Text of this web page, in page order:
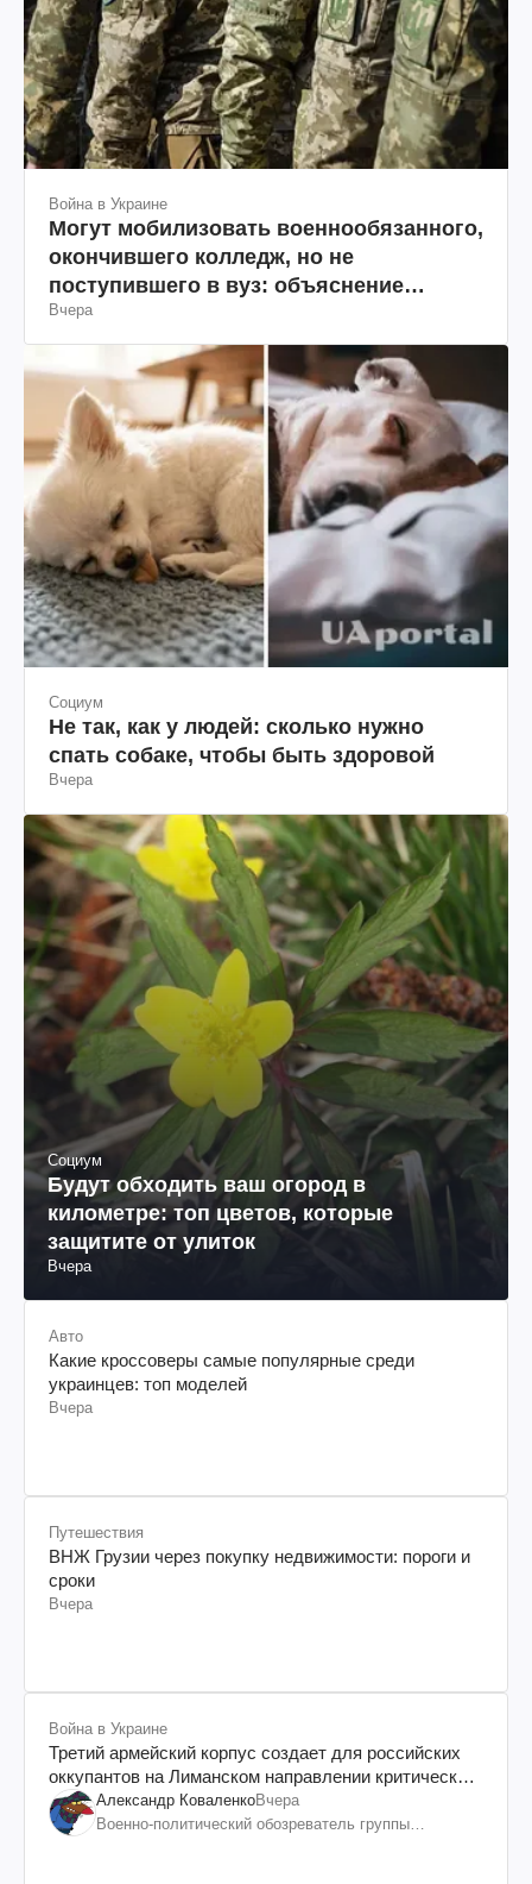
Война в Украине
Могут мобилизовать военнообязанного,
окончившего колледж, но не
поступившего в вуз: объяснение
юриста
Вчера
Социум
Не так, как у людей: сколько нужно
спать собаке, чтобы быть здоровой
Вчера
Социум
Будут обходить ваш огород в
километре: топ цветов, которые
защитите от улиток
Вчера
Авто
Какие кроссоверы самые популярные среди
украинцев: топ моделей
Вчера
Путешествия
ВНЖ Грузии через покупку недвижимости: пороги и
сроки
Вчера
Война в Украине
Третий армейский корпус создает для российских
оккупантов на Лиманском направлении критический
дискомфорт: как это удалось
Александр КоваленкоВчера
Военно-политический обозреватель группы